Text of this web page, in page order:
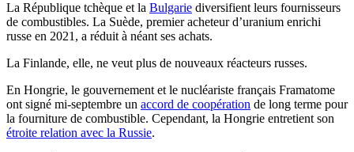
La République tchèque et la Bulgarie diversifient leurs fournisseurs
de combustibles. La Suède, premier acheteur d’uranium enrichi
russe en 2021, a réduit à néant ses achats.
La Finlande, elle, ne veut plus de nouveaux réacteurs russes.
En Hongrie, le gouvernement et le nucléariste français Framatome
ont signé mi-septembre un accord de coopération de long terme pour
la fourniture de combustible. Cependant, la Hongrie entretient son
étroite relation avec la Russie.